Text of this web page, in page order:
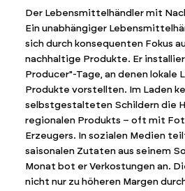
Der Lebensmittelhändler mit
Ein unabhängiger
sich durch konsequenten Fokus
nachhaltige Produkte. Er
Producer"-Tage, an denen lokale
Produkte vorstellten. Im Laden
selbstgestalteten Schildern die
regionalen Produkts – oft mit
Erzeugers. In sozialen Medien
saisonalen Zutaten aus seinem
Monat bot er Verkostungen an.
nicht nur zu höheren Margen